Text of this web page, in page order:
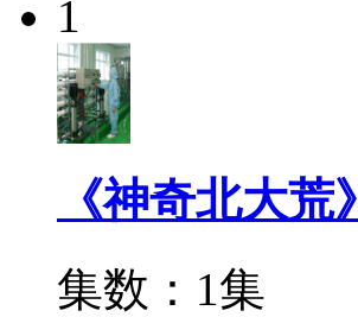
1
《神奇北大荒》
集数：1集